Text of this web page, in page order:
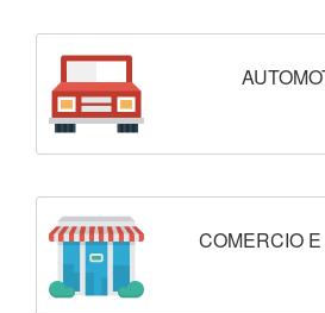
COMERCIO